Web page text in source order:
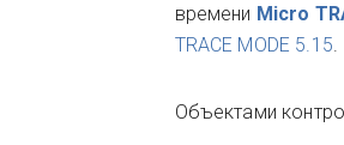
времени Micro
TRACE MODE 5.15
Объектами